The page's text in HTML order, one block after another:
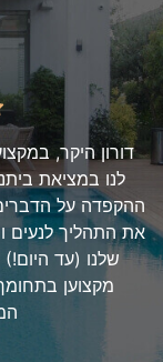
דורון היקר,
לנו במציאת
ההקפדה על
את התהליך לנעים
שלנו (עד
מקצוען